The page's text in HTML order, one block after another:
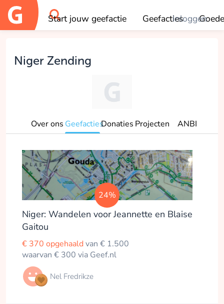
Start jouw geefactie GeefactiesInloggen
OK
Niger Zending
Over ons GeefactiesDonaties Projecten ANBI
24%
Niger: Wandelen voor Jeannette en Blaise
Gaitou
€ 370 opgehaaldvan € 1.500
waarvan € 300 via Geef.nl
Nel Fredrikze